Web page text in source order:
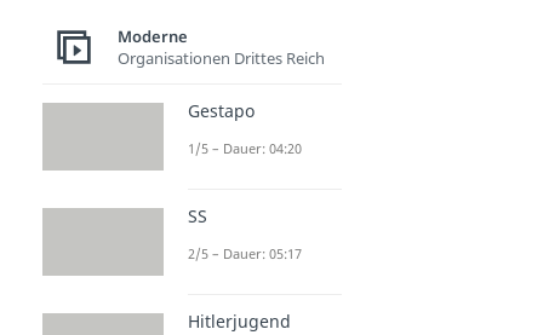
Moderne
Organisationen Drittes Reich
Gestapo
1/5 – Dauer: 04:20
SS
2/5 – Dauer: 05:17
Hitlerjugend